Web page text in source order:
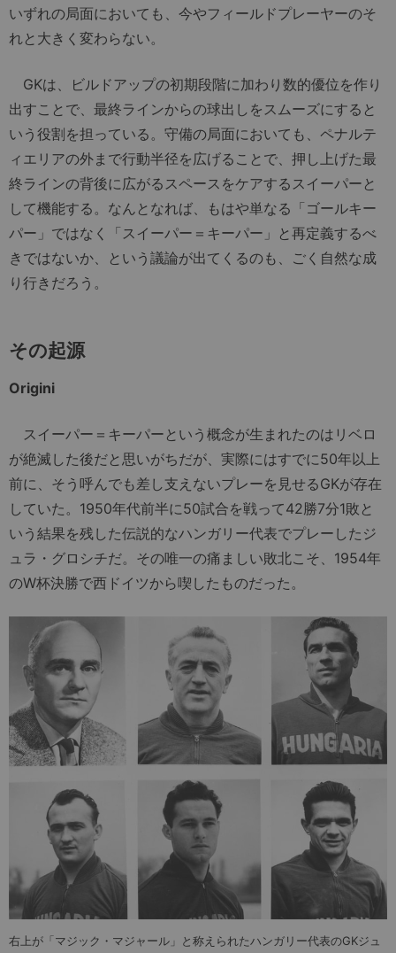
いずれの局面においても、今やフィールドプレーヤーのそ
れと大きく変わらない。
GKは、ビルドアップの初期段階に加わり数的優位を作り
出すことで、最終ラインからの球出しをスムーズにすると
いう役割を担っている。守備の局面においても、ペナルテ
ィエリアの外まで行動半径を広げることで、押し上げた最
終ラインの背後に広がるスペースをケアするスイーパーと
して機能する。なんとなれば、もはや単なる「ゴールキー
パー」ではなく「スイーパー＝キーパー」と再定義するべ
きではないか、という議論が出てくるのも、ごく自然な成
り行きだろう。
その起源
Origini
スイーパー＝キーパーという概念が生まれたのはリベロ
が絶滅した後だと思いがちだが、実際にはすでに50年以上
前に、そう呼んでも差し支えないプレーを見せるGKが存在
していた。1950年代前半に50試合を戦って42勝7分1敗と
いう結果を残した伝説的なハンガリー代表でプレーしたジ
ュラ・グロシチだ。その唯一の痛ましい敗北こそ、1954年
のW杯決勝で西ドイツから喫したものだった。
右上が「マジック・マジャール」と称えられたハンガリー代表のGKジュ